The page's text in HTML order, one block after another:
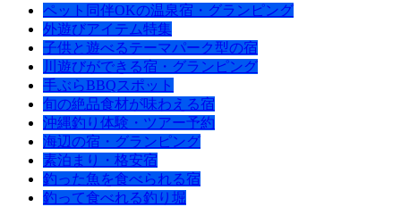
ペット同伴OKの温泉宿・グランピング
外遊びアイテム特集
子供と遊べるテーマパーク型の宿
川遊びができる宿・グランピング
手ぶらBBQスポット
旬の絶品食材が味わえる宿
沖縄釣り体験・ツアー予約
海辺の宿・グランピング
素泊まり・格安宿
釣った魚を食べられる宿
釣って食べれる釣り堀